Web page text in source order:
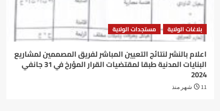
بلاغات الولاية مستجدات الولاية
اعلام بالنشر لنتائج التعيين المباشر لفريق المصممين لمشاريع
البنايات المدنية طبقا لمقتضيات القرار المؤرخ في 31 جانفي
2024
11 شهر منذ